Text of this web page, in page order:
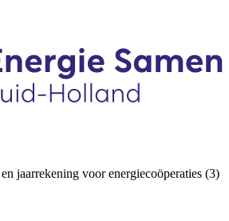
jaarrekening voor energiecoöperaties (3)